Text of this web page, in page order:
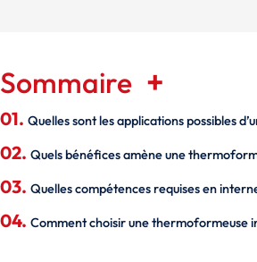
Sommaire
Quelles sont les applications possibles
Quels bénéfices amène une
Quelles compétences requises en
Comment choisir une thermoformeuse